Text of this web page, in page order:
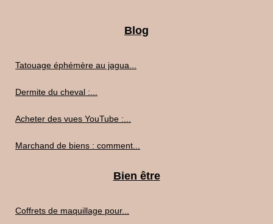
Blog
Tatouage éphémère au jagua...
Dermite du cheval :...
Acheter des vues YouTube :...
Marchand de biens : comment...
Bien être
Coffrets de maquillage pour...